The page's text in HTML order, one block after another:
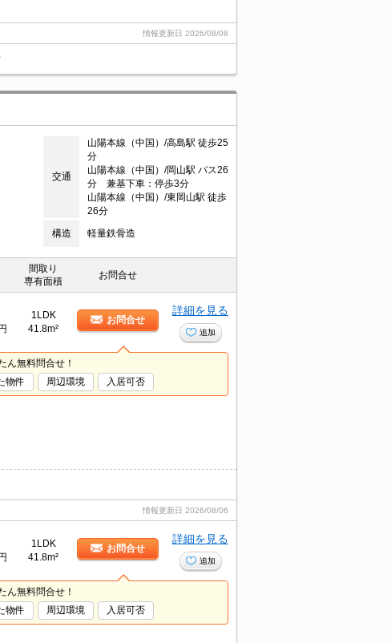
情報更新日 2026/08/08
交通
山陽本線（中国）/高島駅 徒歩25
分
山陽本線（中国）/岡山駅 バス26
分 兼基下車：停歩3分
山陽本線（中国）/東岡山駅 徒歩
26分
構造 軽量鉄骨造
間取り
専有面積
お問合せ
1LDK
41.8m²
お問合せ
詳細を見る
追加
ん無料問合せ！
物件 周辺環境 入居可否
情報更新日 2026/08/06
1LDK
41.8m²
お問合せ
詳細を見る
追加
ん無料問合せ！
物件 周辺環境 入居可否